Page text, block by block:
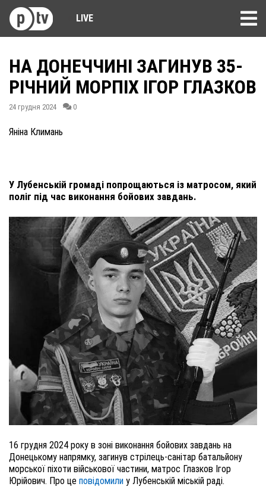
LIVE
НА ДОНЕЧЧИНІ ЗАГИНУВ 35-
РІЧНИЙ МОРПІХ ІГОР ГЛАЗКОВ
24 грудня 2024 0
Яніна Климань
У Лубенській громаді попрощаються із матросом, який
поліг під час виконання бойових завдань.
16 грудня 2024 року в зоні виконання бойових завдань на
Донецькому напрямку, загинув стрілець-санітар батальйону
морської піхоти військової частини, матрос Глазков Ігор
Юрійович. Про це повідомили у Лубенській міській раді.